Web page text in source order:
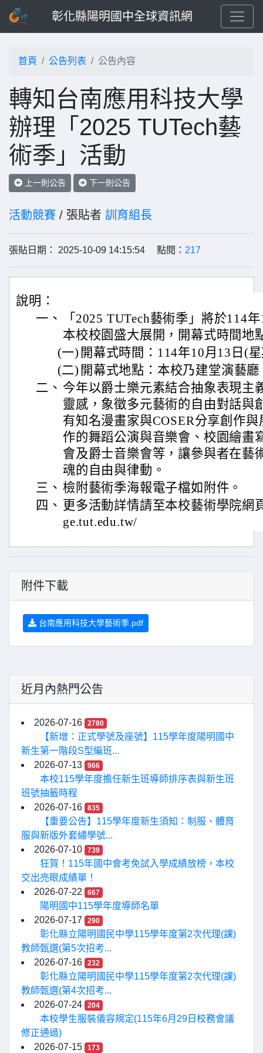
彰化縣陽明國中全球資訊網
首頁 公告列表 公告內容
轉知台南應用科技大學
辦理「2025 TUTech藝
術季」活動
上一則公告 下一則公告
活動競賽 / 張貼者 訓育組長
張貼日期： 2025-10-09 14:15:54 點閱： 217
說明：
一、
「2025 TUTech藝術季」將於114
本校校園盛大展開，開幕式時間地
(一) 開幕式時間：114年10月13日(
(二) 開幕式地點：本校乃建堂演藝廳
二、 今年以爵士樂元素結合抽象表現主
靈感，象徵多元藝術的自由對話與
有知名漫畫家與COSER分享創作
作的舞蹈公演與音樂會、校園繪畫
會及爵士音樂會等，讓參與者在藝
魂的自由與律動。
三、 檢附藝術季海報電子檔如附件。
四、 更多活動詳情請至本校藝術學院網
ge.tut.edu.tw/
附件下載
台南應用科技大學藝術季.pdf
近月內熱門公告
2026-07-16 2780
【新增：正式學號及座號】115學年度陽明國中
新生第一階段S型編班...
2026-07-13
966
本校115學年度擔任新生班導師排序表與新生班
班號抽籤時程
2026-07-16
835
【重要公告】115學年度新生須知：制服、體育
服與新版外套繡學號...
2026-07-10
739
狂賀！115年國中會考免試入學成績放榜，本校
交出亮眼成績單！
2026-07-22
667
陽明國中115學年度導師名單
2026-07-17
290
彰化縣立陽明國民中學115學年度第2次代理(課)
教師甄選(第5次招考...
2026-07-16
232
彰化縣立陽明國民中學115學年度第2次代理(課)
教師甄選(第4次招考...
2026-07-24
204
本校學生服裝儀容規定(115年6月29日校務會議
修正通過)
2026-07-15
173